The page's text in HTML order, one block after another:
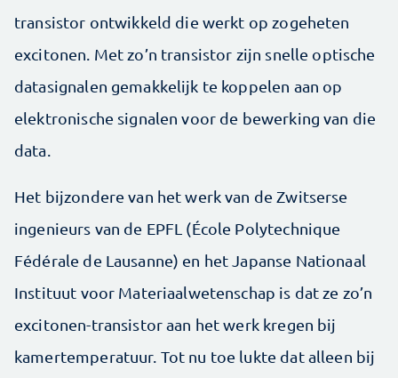
transistor ontwikkeld die werkt op zogeheten
excitonen. Met zo’n transistor zijn snelle optische
datasignalen gemakkelijk te koppelen aan op
elektronische signalen voor de bewerking van die
data.
Het bijzondere van het werk van de Zwitserse
ingenieurs van de EPFL (École Polytechnique
Fédérale de Lausanne) en het Japanse Nationaal
Instituut voor Materiaalwetenschap is dat ze zo’n
excitonen-transistor aan het werk kregen bij
kamertemperatuur. Tot nu toe lukte dat alleen bij